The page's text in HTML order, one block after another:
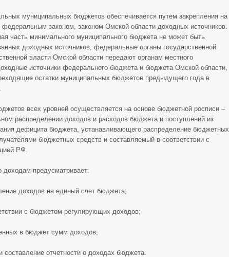
муниципальных бюджетов обеспечивается путем закрепления на
федеральным законом, законом Омской области доходных источников.
часть минимального муниципального бюджета не может быть
доходных источников, федеральные органы государственной
власти Омской области передают органам местного
источники федерального бюджета и бюджета Омской области,
остатки муниципальных бюджетов предыдущего года в
всех уровней осуществляется на основе бюджетной росписи –
распределении доходов и расходов бюджета и поступлений из
дефицита бюджета, устанавливающего распределение бюджетных
бюджетных средств и составляемый в соответствии с
РФ.
предусматривает:
доходов на единый счет бюджета;
с бюджетом регулирующих доходов;
в бюджет сумм доходов;
отчетности о доходах бюджета.